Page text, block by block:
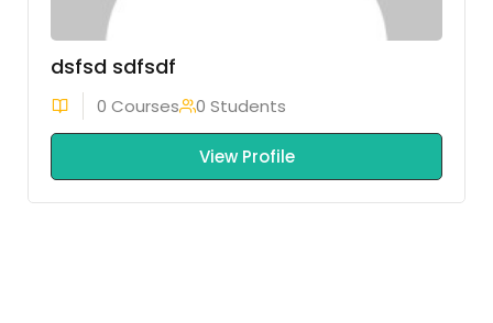
dsfsd sdfsdf
0 Courses 0 Students
View Profile